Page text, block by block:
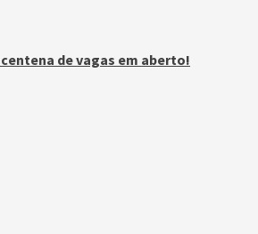
de vagas em aberto!